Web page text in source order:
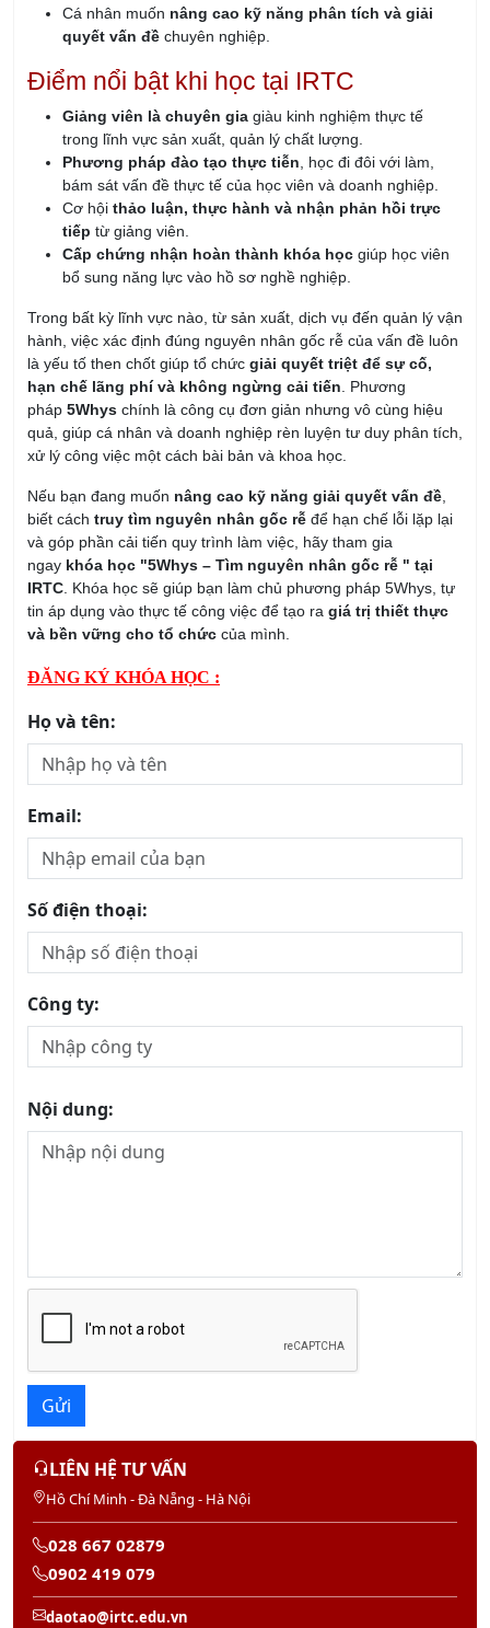
Cá nhân muốn nâng cao kỹ năng phân tích và giải
quyết vấn đề chuyên nghiệp.
Điểm nổi bật khi học tại IRTC
Giảng viên là chuyên gia giàu kinh nghiệm thực tế
trong lĩnh vực sản xuất, quản lý chất lượng.
Phương pháp đào tạo thực tiễn , học đi đôi với làm,
bám sát vấn đề thực tế của học viên và doanh nghiệp.
Cơ hội thảo luận, thực hành và nhận phản hồi trực
tiếp từ giảng viên.
Cấp chứng nhận hoàn thành khóa học giúp học viên
bổ sung năng lực vào hồ sơ nghề nghiệp.
Trong bất kỳ lĩnh vực nào, từ sản xuất, dịch vụ đến quản lý vận
hành, việc xác định đúng nguyên nhân gốc rễ của vấn đề luôn
là yếu tố then chốt giúp tổ chức giải quyết triệt để sự cố,
hạn chế lãng phí và không ngừng cải tiến . Phương
pháp 5Whys chính là công cụ đơn giản nhưng vô cùng hiệu
quả, giúp cá nhân và doanh nghiệp rèn luyện tư duy phân tích,
xử lý công việc một cách bài bản và khoa học.
Nếu bạn đang muốn nâng cao kỹ năng giải quyết vấn đề
biết cách truy tìm nguyên nhân gốc rễ để hạn chế lỗi lặp lại
và góp phần cải tiến quy trình làm việc, hãy tham gia
ngay khóa học "5Whys – Tìm nguyên nhân gốc rễ " tại
IRTC . Khóa học sẽ giúp bạn làm chủ phương pháp 5Whys, tự
tin áp dụng vào thực tế công việc để tạo ra giá trị thiết thực
và bền vững cho tổ chức của mình.
ĐĂNG KÝ KHÓA HỌC :
Họ và tên:
Email:
Số điện thoại:
Công ty:
Nội dung:
Gửi
LIÊN HỆ TƯ VẤN
Hồ Chí Minh - Đà Nẵng - Hà Nội
028 667 02879
0902 419 079
daotao@irtc.edu.vn